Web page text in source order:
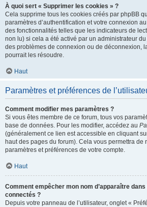
À quoi sert « Supprimer les cookies » ?
Cela supprime tous les cookies créés par phpBB
paramètres d’authentification et votre connexion
des fonctionnalités telles que les indicateurs de
non lu) si cela a été activé par un administrateur
des problèmes de connexion ou de déconnexion,
pourrait les résoudre.
Haut
Paramètres et préférences de
Comment modifier mes paramètres ?
Si vous êtes membre de ce forum, tous vos
base de données. Pour les modifier, accédez au
(généralement ce lien est accessible en cliquant
haut des pages du forum). Cela vous permettra de
paramètres et préférences de votre compte.
Haut
Comment empêcher mon nom d’apparaître
connectés ?
Depuis votre panneau de l’utilisateur, onglet «